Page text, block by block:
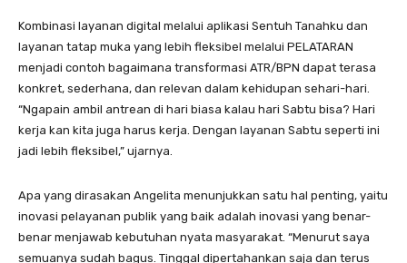
Kombinasi layanan digital melalui aplikasi Sentuh Tanahku dan
layanan tatap muka yang lebih fleksibel melalui PELATARAN
menjadi contoh bagaimana transformasi ATR/BPN dapat terasa
konkret, sederhana, dan relevan dalam kehidupan sehari-hari.
“Ngapain ambil antrean di hari biasa kalau hari Sabtu bisa? Hari
kerja kan kita juga harus kerja. Dengan layanan Sabtu seperti ini
jadi lebih fleksibel,” ujarnya.
Apa yang dirasakan Angelita menunjukkan satu hal penting, yaitu
inovasi pelayanan publik yang baik adalah inovasi yang benar-
benar menjawab kebutuhan nyata masyarakat. “Menurut saya
semuanya sudah bagus. Tinggal dipertahankan saja dan terus